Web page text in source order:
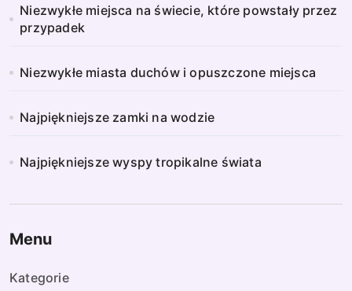
Niezwykłe miejsca na świecie, które powstały przez
przypadek
Niezwykłe miasta duchów i opuszczone miejsca
Najpiękniejsze zamki na wodzie
Najpiękniejsze wyspy tropikalne świata
Menu
Kategorie